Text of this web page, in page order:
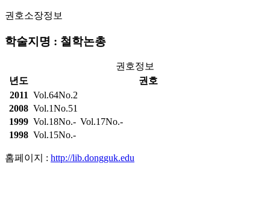
권호소장정보
학술지명 : 철학논총
권호정보
년도
권호
2011 Vol.64No.2
2008 Vol.1No.51
1999 Vol.18No.- Vol.17No.-
1998 Vol.15No.-
홈페이지 : http://lib.dongguk.edu